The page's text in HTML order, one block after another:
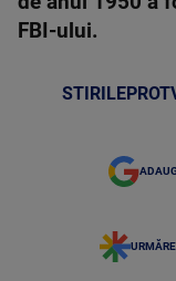
FBI-ului.